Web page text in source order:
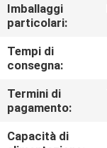
NOTIZIE
TUTTI
CASI
Imballaggi
particolari:
Tempi di
consegna:
Termini di
pagamento:
Capacità di